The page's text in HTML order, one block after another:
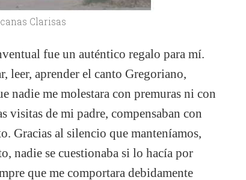
Clarisas
fue un auténtico regalo para mí.
leer, aprender el canto Gregoriano,
nadie me molestara con premuras ni con
visitas de mi padre, compensaban con
Gracias al silencio que manteníamos,
nadie se cuestionaba si lo hacía por
que me comportara debidamente